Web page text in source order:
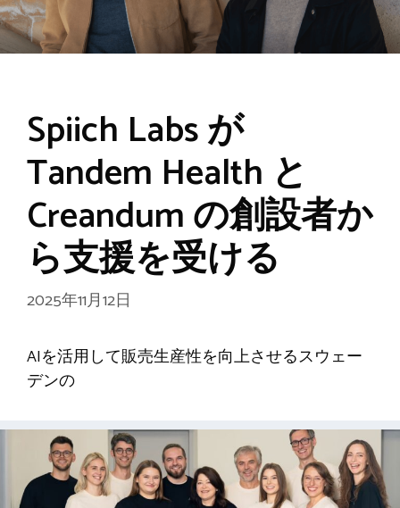
Spiich Labs が
Tandem Health と
Creandum の創設者か
ら支援を受ける
2025年11月12日
AIを活用して販売生産性を向上させるスウェー
デンの